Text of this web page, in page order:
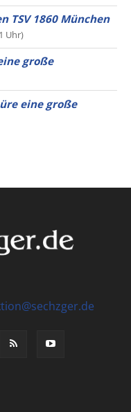
TSV 1860 München
Uhr)
große
eine große